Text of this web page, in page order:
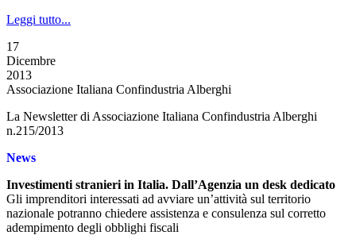
Leggi tutto...
17
Dicembre
2013
Associazione Italiana Confindustria Alberghi
La Newsletter di Associazione Italiana Confindustria Alberghi
n.215/2013
News
Investimenti stranieri in Italia. Dall’Agenzia un desk dedicato
Gli imprenditori interessati ad avviare un’attività sul territorio
nazionale potranno chiedere assistenza e consulenza sul corretto
adempimento degli obblighi fiscali